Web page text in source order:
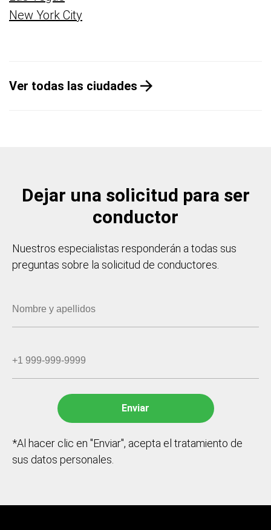
New York City
Ver todas las ciudades
Dejar una solicitud para ser
conductor
Nuestros especialistas responderán a todas sus
preguntas sobre la solicitud de conductores.
*Al hacer clic en "Enviar", acepta el tratamiento de
sus datos personales.